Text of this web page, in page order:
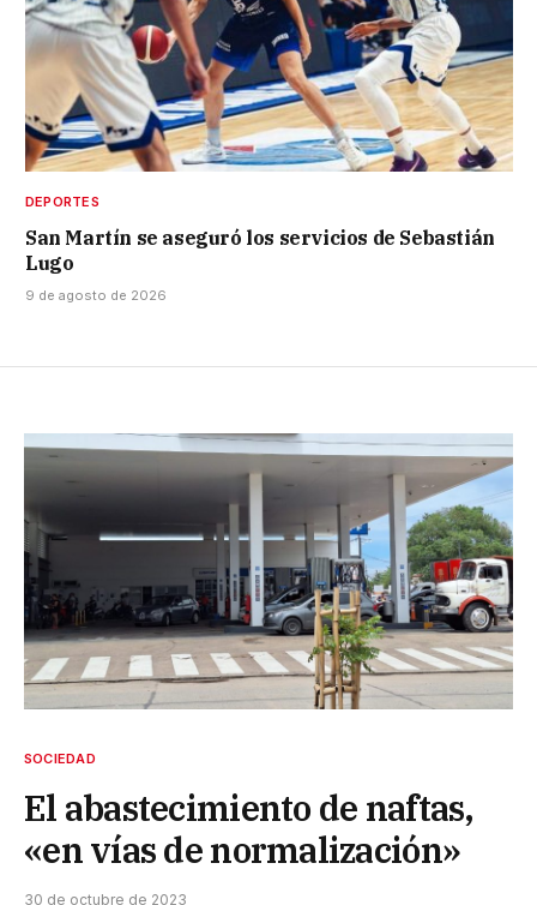
DEPORTES
San Martín se aseguró los servicios de Sebastián
Lugo
9 de agosto de 2026
SOCIEDAD
El abastecimiento de naftas,
«en vías de normalización»
30 de octubre de 2023